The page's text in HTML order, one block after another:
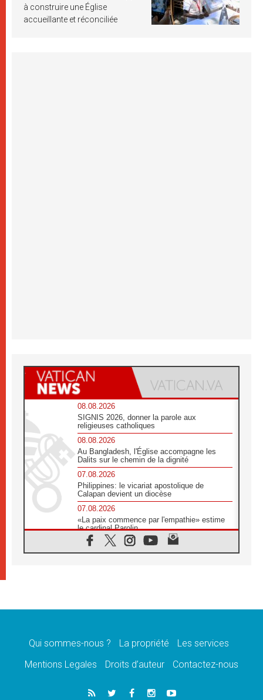
à construire une Église
accueillante et réconciliée
08.08.2026
SIGNIS 2026, donner la parole aux
religieuses catholiques
08.08.2026
Au Bangladesh, l'Église accompagne les
Dalits sur le chemin de la dignité
07.08.2026
Philippines: le vicariat apostolique de
Calapan devient un diocèse
07.08.2026
«La paix commence par l'empathie» estime
le cardinal Parolin
07.08.2026
En Colombie, «la paix ne s'achète pas avec
07.08.2026
07.08.2026
en France
Cardinal Rossi: «La venue du Pape Léon en
Qui sommes-nous ? La propriété
Les services
Mentions Legales
Droits d’auteur Contactez-nous